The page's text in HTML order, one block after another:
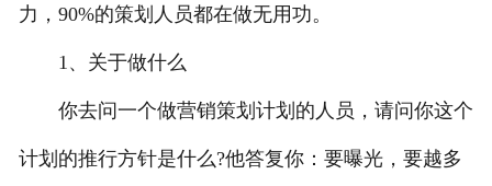
力，90%的策划人员都在做无用功。
1、关于做什么
你去问一个做营销策划计划的人员，请问你这个
计划的推行方针是什么?他答复你：要曝光，要越多